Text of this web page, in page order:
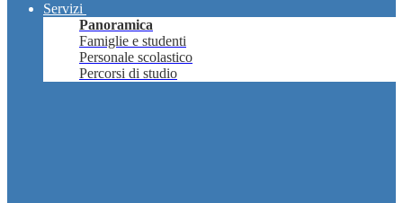
Servizi
Panoramica
Famiglie e studenti
Personale scolastico
Percorsi di studio